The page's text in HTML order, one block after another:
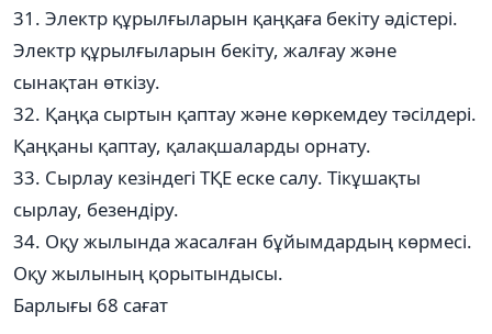
31. Электр құрылғыларын қаңқаға бекіту әдістері.
Электр құрылғыларын бекіту, жалғау және
сынақтан өткізу.
32. Қаңқа сыртын қаптау және көркемдеу тәсілдері.
Қаңқаны қаптау, қалақшаларды орнату.
33. Сырлау кезіндегі ТҚЕ еске салу. Тікұшақты
сырлау, безендіру.
34. Оқу жылында жасалған бұйымдардың көрмесі.
Оқу жылының қорытындысы.
Барлығы 68 сағат